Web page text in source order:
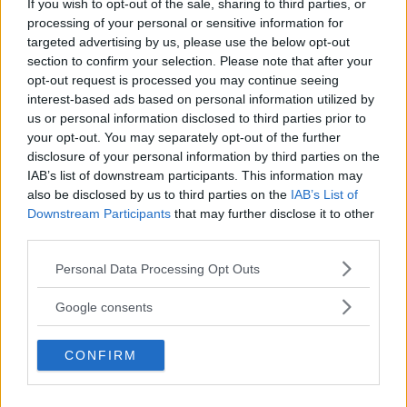
If you wish to opt-out of the sale, sharing to third parties, or
processing of your personal or sensitive information for
targeted advertising by us, please use the below opt-out
section to confirm your selection. Please note that after your
opt-out request is processed you may continue seeing
interest-based ads based on personal information utilized by
us or personal information disclosed to third parties prior to
your opt-out. You may separately opt-out of the further
disclosure of your personal information by third parties on the
IAB’s list of downstream participants. This information may
also be disclosed by us to third parties on the IAB’s List of
Downstream Participants that may further disclose it to other
Please note that this website/app uses one or more Google
not limited to your visit or usage behaviour. You may click to
use your data for below specified purposes in below Google
consent section.
Personal Data Processing Opt Outs
Google consents
CONFIRM
NYBILSTEST 15 december 2017 Här kan du läsa mer om bland
annat bränsleförbrukning, bilekonomi, kupébuller,
barnsäkerhet, prestanda, kupé- och lastmått, krocksäkerhet
och utrustning för Hyundai Ioniq, Toyota Prius och
Volkswagen Golf GTE.
0 kommentarer Gasa Bromsa (1)
Rosttest: Hyundai Ioniq
Plug-in (2017)
minus i protokollet. Läs mer i Vi Bilägares rosttest.
0 kommentarer Gasa (12)
Ljustest: Hyundai Ioniq
Plug-in, Toyota Prius